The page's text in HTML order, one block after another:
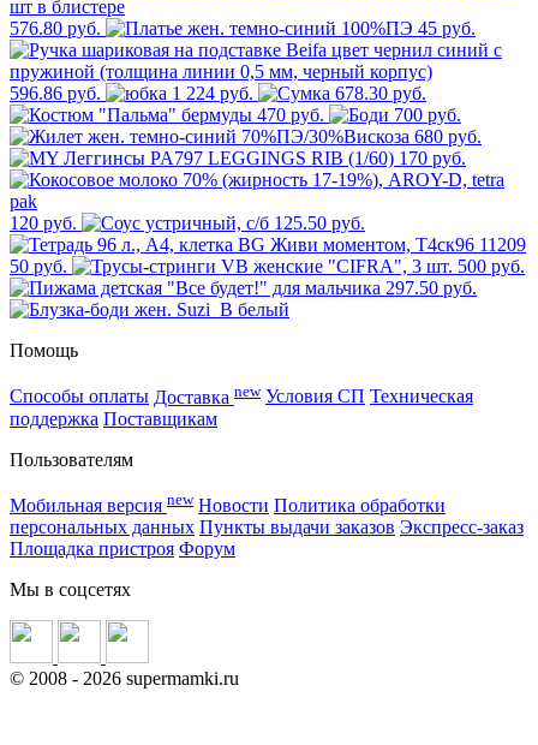
576.80 руб. 45 руб.
596.86 руб. 1 224 руб.
678.30 руб.
470 руб.
700 руб.
680 руб.
170 руб.
120 руб. 125.50 руб.
50 руб.
500 руб.
297.50 руб.
Помощь
Способы оплаты Доставка new Условия СП Техническая
поддержка Поставщикам
Пользователям
Мобильная версия new Новости Политика обработки
персональных данных Пункты выдачи заказов Экспресс-заказ
Площадка пристроя Форум
Мы в соцсетях
© 2008 - 2026 supermamki.ru